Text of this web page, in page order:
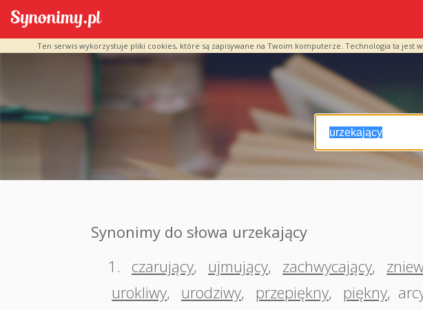
Ten serwis wykorzystuje pliki cookies, które są zapisywane na Twoim komputerze. Technologia ta
Synonimy do słowa urzekający
1.
czarujący, ujmujący, zachwycający,
urokliwy, urodziwy, przepiękny, piękny,